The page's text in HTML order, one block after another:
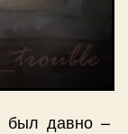
был давно –